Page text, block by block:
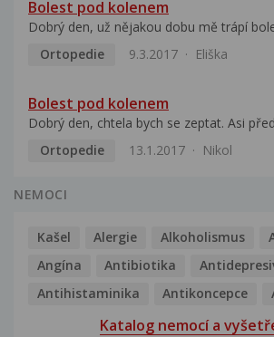
Bolest pod kolenem
Dobrý den, už nějakou dobu mě trápí
Ortopedie
9.3.2017 Eliška
Bolest pod kolenem
Dobrý den, chtela bych se zeptat. Asi
Ortopedie
13.1.2017 Nikol
NEMOCI
Kašel Alergie Alkoholismus
Angína
Antibiotika
Antihistaminika
Antikoncepce
Katalog nemocí a